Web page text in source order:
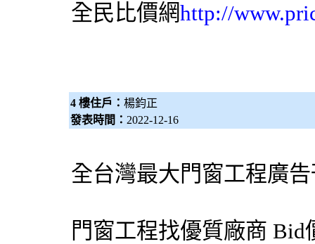
全民比價網http://
4 樓住戶： 楊鈞正
發表時間： 2022-12-16
全台灣最大門窗工程廣
門窗工程找優質廠商 Bid